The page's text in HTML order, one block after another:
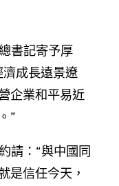
書記寄予厚
成長遠景遼
企業和平易近
”
請：“與中國同
是信任今天，